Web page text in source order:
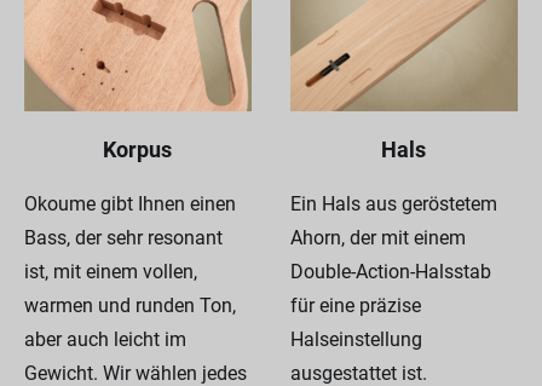
Korpus
Okoume gibt Ihnen einen
Bass, der sehr resonant
ist, mit einem vollen,
warmen und runden Ton,
aber auch leicht im
Gewicht. Wir wählen jedes
Hals
Ein Hals aus geröstetem
Ahorn, der mit einem
Double-Action-Halsstab
für eine präzise
Halseinstellung
ausgestattet ist.